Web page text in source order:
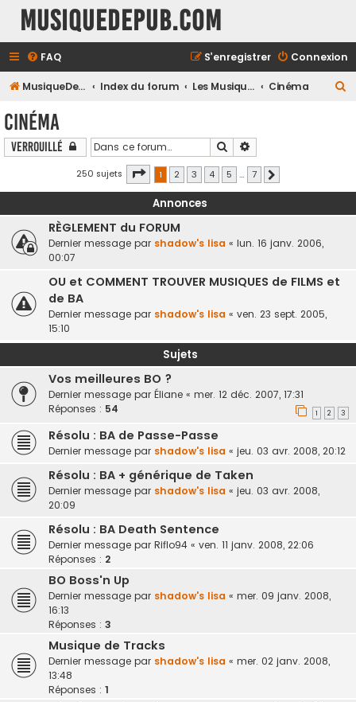
MusiqueDePub.com
FAQ Connexion
S’enregistrer
MusiqueDePub.com Index du forum Les Musiques Diverses Cinéma
r
Cinéma
Verrouillé Rechercher
250 sujets Page 1sur7
1 2 3 4 5 … 7
Annonces
RÈGLEMENT du FORUM
Dernier message par shadow's lisa « lun. 16 janv. 2006,
00:07
OU et COMMENT TROUVER MUSIQUES de FILMS et
de BA
Dernier message par shadow's lisa « ven. 23 sept. 2005,
15:10
Sujets
Vos meilleures BO ?
Dernier message par Éliane « mer. 12 déc. 2007, 17:31
Réponses : 54 1 2 3
Résolu : BA de Passe-Passe
Dernier message par shadow's lisa « jeu. 03 avr. 2008, 20:12
Résolu : BA + générique de Taken
Dernier message par shadow's lisa « jeu. 03 avr. 2008,
20:09
Résolu : BA Death Sentence
Dernier message par Riflo94 « ven. 11 janv. 2008, 22:06
Réponses : 2
BO Boss'n Up
Dernier message par shadow's lisa « mer. 09 janv. 2008,
16:13
Réponses : 3
Musique de Tracks
Dernier message par shadow's lisa « mer. 02 janv. 2008,
13:48
Réponses : 1